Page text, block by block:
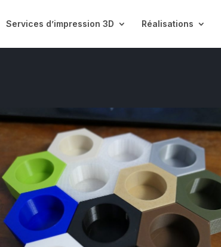
Services d’impression 3D Réalisations